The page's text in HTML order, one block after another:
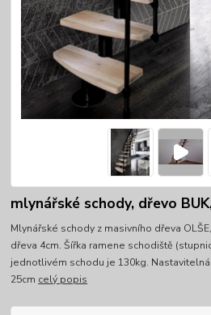
mlynářské schody, dřevo
Mlynářské schody z masivního dřeva
dřeva 4cm. Šířka ramene schodiště
jednotlivém schodu je 130kg. Nastavitelná
25cm celý popis